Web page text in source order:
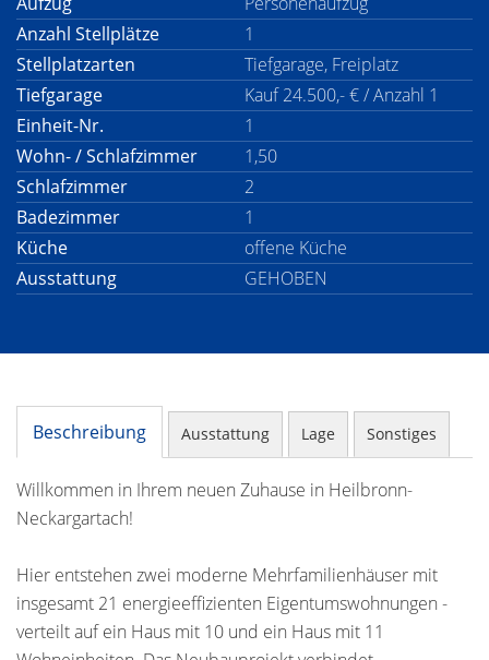
Anzahl Stellplätze
1
Stellplatzarten
Tiefgarage, Freiplatz
Tiefgarage
Kauf 24.500,- € / Anzahl 1
Einheit-Nr.
1
Wohn- / Schlafzimmer
1,50
Schlafzimmer
2
Badezimmer
1
Küche
offene Küche
Ausstattung
GEHOBEN
Beschreibung Ausstattung Lage Sonstiges
Willkommen in Ihrem neuen Zuhause in Heilbronn-
Neckargartach!
Hier entstehen zwei moderne Mehrfamilienhäuser mit
insgesamt 21 energieeffizienten Eigentumswohnungen -
verteilt auf ein Haus mit 10 und ein Haus mit 11